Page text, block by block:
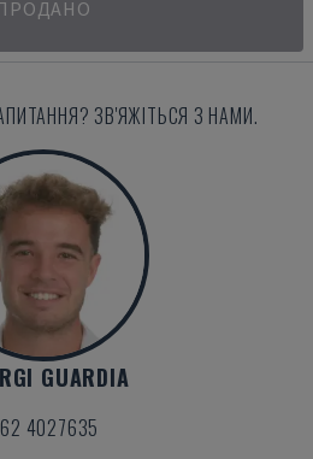
ЗВ'ЯЖІТЬСЯ З НАМИ.
GUARDIA
4027635